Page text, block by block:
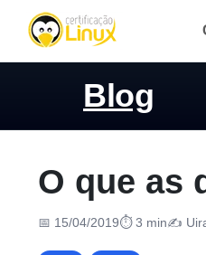
Blog
O que as
📅 15/04/2019⏱ 3 min✍️